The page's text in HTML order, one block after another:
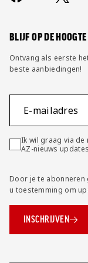
FAQ
BLIJF OP DE HOOGTE
Ontvang als eerste
beste aanbiedingen!
E-mailadres
Ik wil graag via
AZ-nieuws
Door je te
u toestemming om
INSCHRIJVEN